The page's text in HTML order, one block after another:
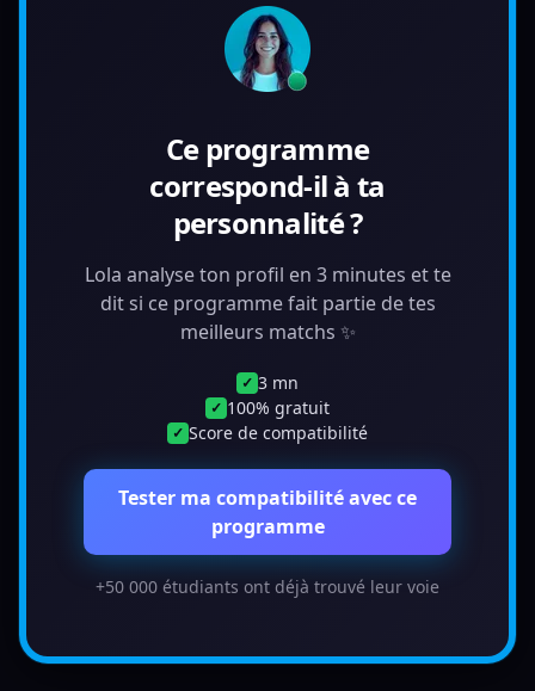
Ce programme
correspond-il à ta
personnalité ?
Lola analyse ton profil en 3 minutes et te
dit si ce programme fait partie de tes
meilleurs matchs ✨
✓ 3 mn
✓ 100% gratuit
✓ Score de compatibilité
Tester ma compatibilité avec ce
programme
+50 000 étudiants ont déjà trouvé leur voie